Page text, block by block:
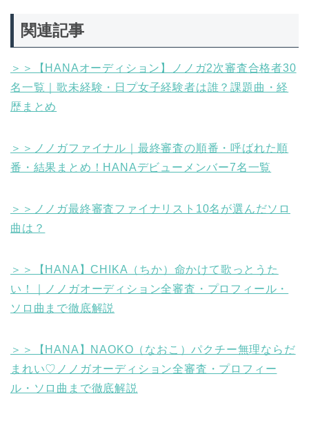
関連記事
＞＞【HANAオーディション】ノノガ2次審査合格者30
名一覧｜歌未経験・日プ女子経験者は誰？課題曲・経
歴まとめ
＞＞ノノガファイナル｜最終審査の順番・呼ばれた順
番・結果まとめ！HANAデビューメンバー7名一覧
＞＞ノノガ最終審査ファイナリスト10名が選んだソロ
曲は？
＞＞【HANA】CHIKA（ちか）命かけて歌っとうた
い！｜ノノガオーディション全審査・プロフィール・
ソロ曲まで徹底解説
＞＞【HANA】NAOKO（なおこ）パクチー無理ならだ
まれい♡ノノガオーディション全審査・プロフィー
ル・ソロ曲まで徹底解説